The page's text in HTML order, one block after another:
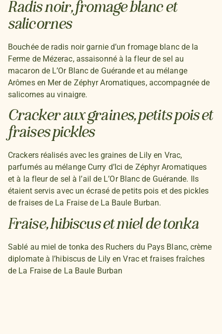
Radis noir, fromage blanc et
salicornes
Bouchée de radis noir garnie d’un fromage blanc de la
Ferme de Mézerac, assaisonné à la fleur de sel au
macaron de L’Or Blanc de Guérande et au mélange
Arômes en Mer de Zéphyr Aromatiques, accompagnée de
salicornes au vinaigre.
Cracker aux graines, petits pois et
fraises pickles
Crackers réalisés avec les graines de Lily en Vrac,
parfumés au mélange Curry d’Ici de Zéphyr Aromatiques
et à la fleur de sel à l’ail de L’Or Blanc de Guérande. Ils
étaient servis avec un écrasé de petits pois et des pickles
de fraises de La Fraise de La Baule Burban.
Fraise, hibiscus et miel de tonka
Sablé au miel de tonka des Ruchers du Pays Blanc, crème
diplomate à l’hibiscus de Lily en Vrac et fraises fraîches
de La Fraise de La Baule Burban